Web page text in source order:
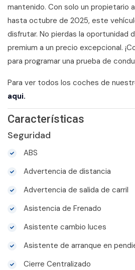
mantenido. Con solo un propietario
hasta octubre de 2025, este
disfrutar. No pierdas la oportunidad
premium a un precio excepcional.
para programar una prueba de
Para ver todos los coches de
aqui.
Características
Seguridad
ABS
Advertencia de distancia
Advertencia de salida de carril
Asistencia de Frenado
Asistente cambio luces
Asistente de arranque en
Cierre Centralizado